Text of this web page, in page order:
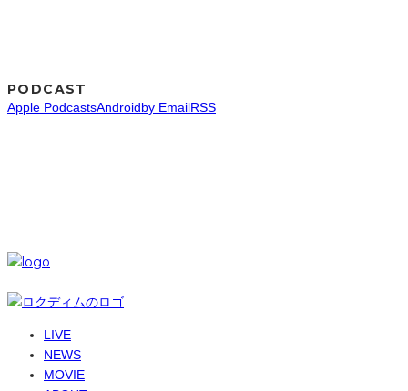
PODCAST
Apple PodcastsAndroidby EmailRSS
LIVE
NEWS
MOVIE